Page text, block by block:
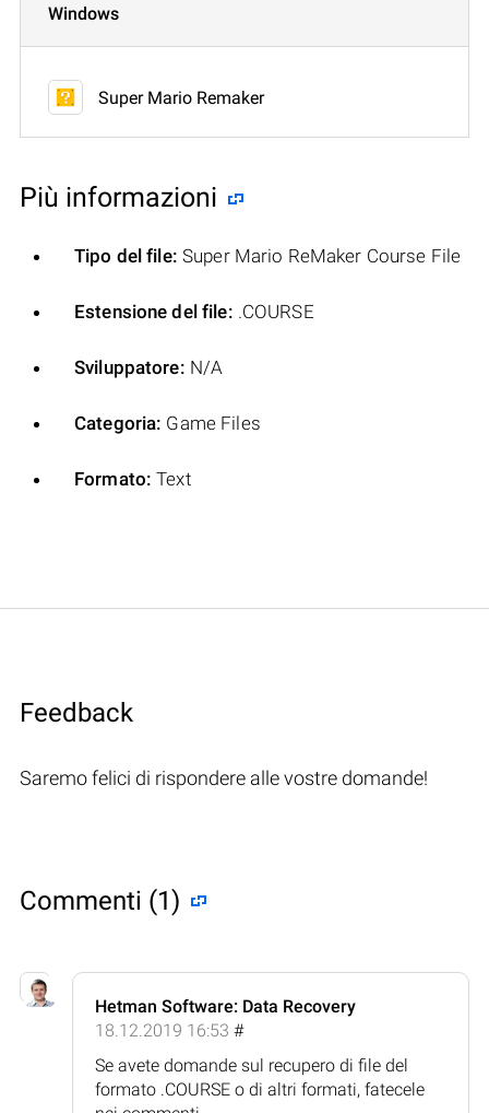
Windows
Super Mario Remaker
Più informazioni
Tipo del file: Super Mario ReMaker Course File
Estensione del file: .COURSE
Sviluppatore: N/A
Categoria: Game Files
Formato: Text
Feedback
Saremo felici di rispondere alle vostre domande!
Commenti (1)
Hetman Software: Data Recovery
18.12.2019 16:53 #
Se avete domande sul recupero di file del
formato .COURSE o di altri formati, fatecele